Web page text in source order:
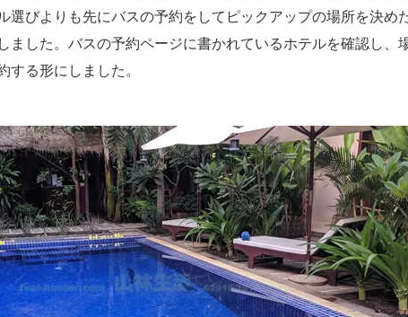
選びよりも先にバスの予約をしてピックアップの場所を決め
ました。バスの予約ページに書かれているホテルを確認し、
する形にしました。